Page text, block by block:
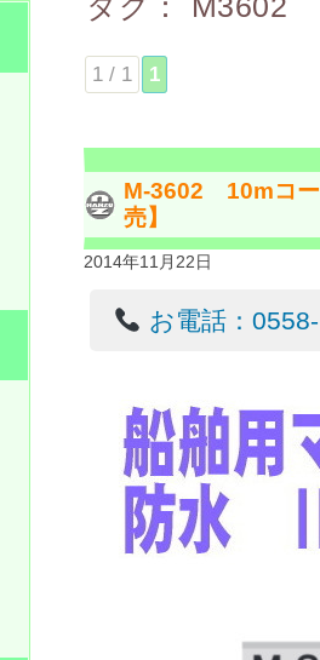
1 / 1 1
M-3602 10mコ
売】
2014年11月22日
お電話：